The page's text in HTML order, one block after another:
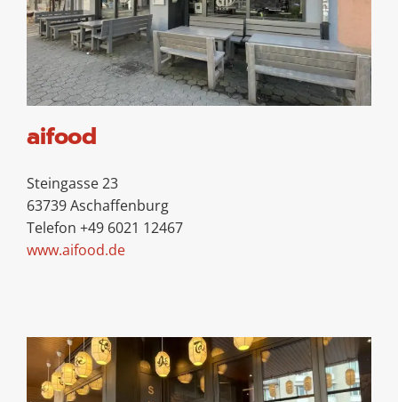
aifood
Steingasse 23
63739 Aschaffenburg
Telefon +49 6021 12467
www.aifood.de